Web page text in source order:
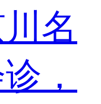
名
，